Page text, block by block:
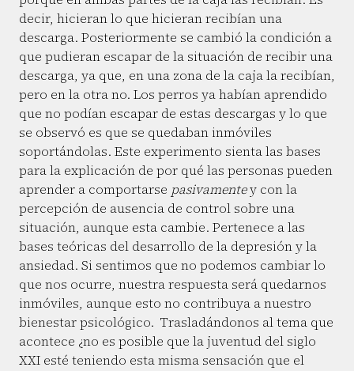
decir, hicieran lo que hicieran recibían una
descarga. Posteriormente se cambió la condición a
que pudieran escapar de la situación de recibir una
descarga, ya que, en una zona de la caja la recibían,
pero en la otra no. Los perros ya habían aprendido
que no podían escapar de estas descargas y lo que
se observó es que se quedaban inmóviles
soportándolas. Este experimento sienta las bases
para la explicación de por qué las personas pueden
aprender a comportarse pasivamentey con la
percepción de ausencia de control sobre una
situación, aunque esta cambie. Pertenece a las
bases teóricas del desarrollo de la depresión y la
ansiedad. Si sentimos que no podemos cambiar lo
que nos ocurre, nuestra respuesta será quedarnos
inmóviles, aunque esto no contribuya a nuestro
bienestar psicológico. Trasladándonos al tema que
acontece ¿no es posible que la juventud del siglo
XXI esté teniendo esta misma sensación que el